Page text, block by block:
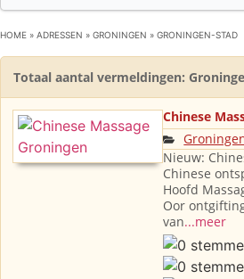
HOME » ADRESSEN » GRONINGEN » GRONINGEN-STAD
Totaal aantal vermeldingen:
Chinese
Nieuw:
Chinese
Hoofd
Oor
van...meer